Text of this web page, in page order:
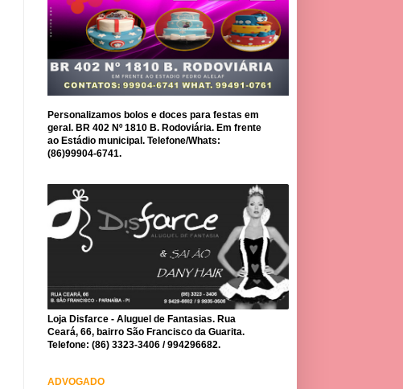
Personalizamos bolos e doces para festas em
geral. BR 402 Nº 1810 B. Rodoviária. Em frente
ao Estádio municipal. Telefone/Whats:
(86)99904-6741.
Loja Disfarce - Aluguel de Fantasias. Rua
Ceará, 66, bairro São Francisco da Guarita.
Telefone: (86) 3323-3406 / 994296682.
ADVOGADO